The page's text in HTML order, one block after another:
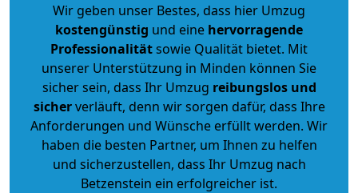
Wir geben unser Bestes, dass hier Umzug
kostengünstig und eine hervorragende
Professionalitätsowie Qualität bietet. Mit
unserer Unterstützung in Minden können Sie
sicher sein, dass Ihr Umzug reibungslos und
sicherverläuft, denn wir sorgen dafür, dass Ihre
Anforderungen und Wünsche erfüllt werden. Wir
haben die besten Partner, um Ihnen zu helfen
und sicherzustellen, dass Ihr Umzug nach
Betzenstein ein erfolgreicher ist.